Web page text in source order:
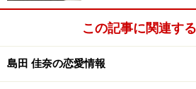
彼の気持ちを取り戻すための計算
れて幻滅するような気持ちになっ
この記事に関連す
島田 佳奈の恋愛情報